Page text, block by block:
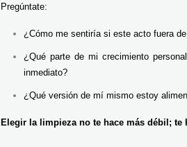
Pregúntate:
¿Cómo me sentiría si este acto fuera
¿Qué parte de mi crecimiento
inmediato?
¿Qué versión de mí mismo estoy
Elegir la limpieza no te hace más débil; te